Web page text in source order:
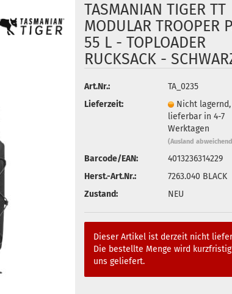
TASMANIAN TIGER TT
MODULAR TROOPER
55 L - TOPLOADER
RUCKSACK -
Art.Nr.:
TA_0235
Lieferzeit:
Nicht lagernd,
lieferbar in 4-7
Werktagen
(Ausland
Barcode/EAN:
4013236314229
Herst.-Art.Nr.:
7263.040 BLACK
Zustand:
NEU
Dieser Artikel ist derzeit nicht
Die bestellte Menge wird
uns geliefert.